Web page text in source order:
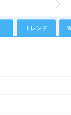
トレンド